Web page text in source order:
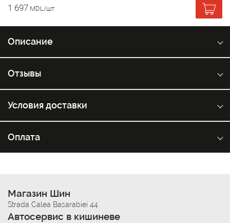
1 697 MDL/шт
Описание
Отзывы
Условия доставки
Оплата
Магазин Шин
Strada Calea Basarabiei 44
Автосервис в кишиневе